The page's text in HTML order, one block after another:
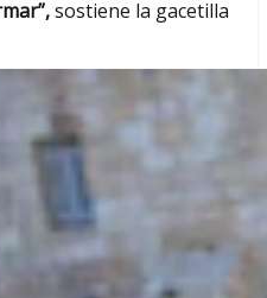
sostiene la gacetilla